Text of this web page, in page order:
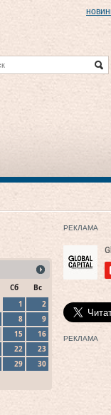
Сб
Вс
1
2
8
9
15
16
22
23
29
30
РЕКЛАМА
РЕКЛАМА